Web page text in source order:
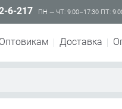
6-217 ПН — ЧТ: 9:00–17:30 ПТ:
Оптовикам Доставка